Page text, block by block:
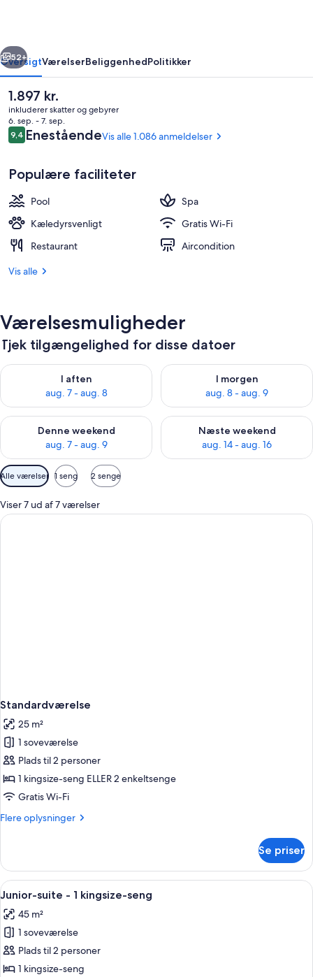
Pengeskab på værelset, skrivebord,
Næste
52+
OversigtVærelserBeliggenhedPolitikker
Den
nuværende
pris
er
1.897 kr.
1.897 kr.
inkluderer skatter og gebyrer
6. sep. - 7. sep.
Anmeldelser
9,49,4 ud af 10.
EneståendeVis alle 1.086 anmeldelser
Populære faciliteter
Pool
Spa
Kæledyrsvenligt
Gratis Wi-Fi
Restaurant
Aircondition
Vis alle
Værelsesmuligheder
Tjek tilgængelighed for disse datoer
I aften
aug. 7 - aug. 8
Tjek tilgængelighed for i aften aug. 7 - aug. 8
I morgen
aug. 8 - aug. 9
Tjek tilgængelighed for i
Denne weekend
aug. 7 - aug. 9
Tjek tilgængelighed for denne weekend aug. 7 - aug. 9
Næste weekend
aug. 14 - aug. 16
Tjek tilgængelighed for næste
Tilgængelige
filtre
for
værelser
Alle værelser 1 seng 2 senge
Viser 7 ud af 7 værelser
Standardværelse
25 m²
1 soveværelse
Plads til 2 personer
1 kingsize-seng ELLER 2 enkeltsenge
Gratis Wi-Fi
Flere oplysninger
Flere
Se priser
Indlæs
alle
billeder
af
Junior-
suite
Junior-suite - 1 kingsize-seng |
1
Junior-suite - 1 kingsize-seng
45 m²
1 soveværelse
Plads til 2 personer
1 kingsize-seng